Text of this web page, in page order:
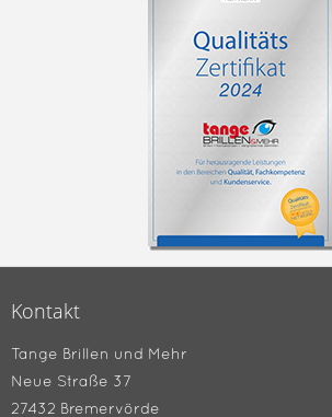
Kontakt
Tange Brillen und Mehr
Neue Straße 37
27432 Bremervörde